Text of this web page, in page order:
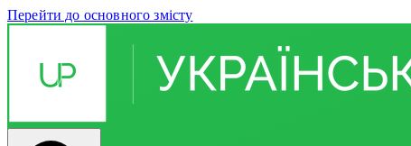
Перейти до основного змісту